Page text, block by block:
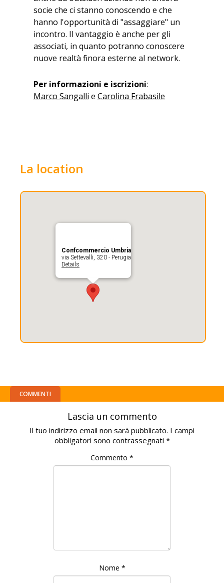
socie che ci stanno conoscendo e che
hanno l'opportunità di "assaggiare" un
incontro. Il vantaggio è anche per gli
associati, in quanto potranno conoscere
nuove realtà finora esterne al network.
Per informazioni e iscrizioni:
Marco Sangalli e Carolina Frabasile
La location
Confcommercio Umbria
via Settevalli, 320 - Perugia
Details
COMMENTI
Lascia un commento
Il tuo indirizzo email non sarà pubblicato. I campi
obbligatori sono contrassegnati *
Commento *
Nome *